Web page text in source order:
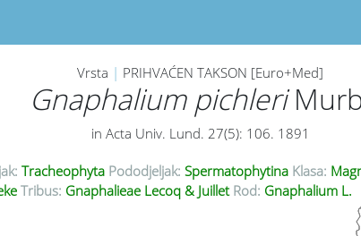
Vrsta | PRIHVAĆEN TAKSON [Euro+Med]
Gnaphalium pichleri
in Acta Univ. Lund. 27(5): 106. 1891
Tracheophyta Pododjeljak: Spermatophytina Klasa:
Tribus: Gnaphalieae Lecoq & Juillet Rod: Gnaphalium L.